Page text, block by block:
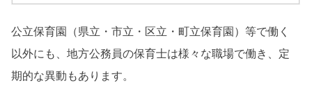
公立保育園（県立・市立・区立・町立保育園）等で働く
以外にも、地方公務員の保育士は様々な職場で働き、定
期的な異動もあります。